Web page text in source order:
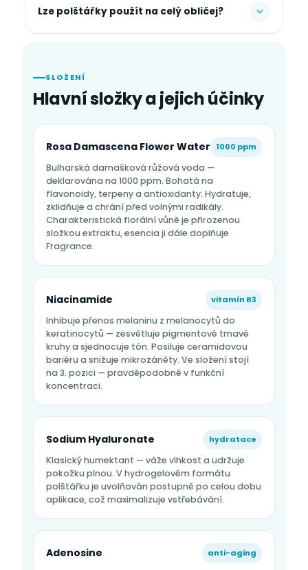
Lze polštářky použít na celý obličej?
SLOŽENÍ
Hlavní složky a jejich účinky
Rosa Damascena Flower Water 1000 ppm
Bulharská damašková růžová voda —
deklarována na 1000 ppm. Bohatá na
flavonoidy, terpeny a antioxidanty. Hydratuje,
zklidňuje a chrání před volnými radikály.
Charakteristická florální vůně je přirozenou
složkou extraktu, esencia ji dále doplňuje
Fragrance.
Niacinamide vitamín B3
Inhibuje přenos melaninu z melanocytů do
keratinocytů — zesvětluje pigmentové tmavé
kruhy a sjednocuje tón. Posiluje ceramidovou
bariéru a snižuje mikrozáněty. Ve složení stojí
na 3. pozici — pravděpodobně v funkční
koncentraci.
Sodium Hyaluronate hydratace
Klasický humektant — váže vlhkost a udržuje
pokožku plnou. V hydrogelovém formátu
polštářku je uvolňován postupně po celou dobu
aplikace, což maximalizuje vstřebávání.
Adenosine anti-aging